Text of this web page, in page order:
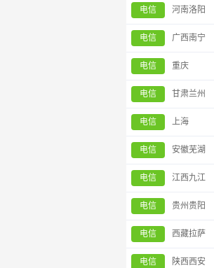
电信 河南洛阳
电信 广西南宁
电信 重庆
电信 甘肃兰州
电信 上海
电信 安徽芜湖
电信 江西九江
电信 贵州贵阳
电信 西藏拉萨
电信 陕西西安